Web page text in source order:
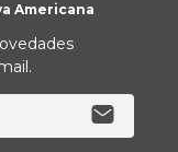
Americana